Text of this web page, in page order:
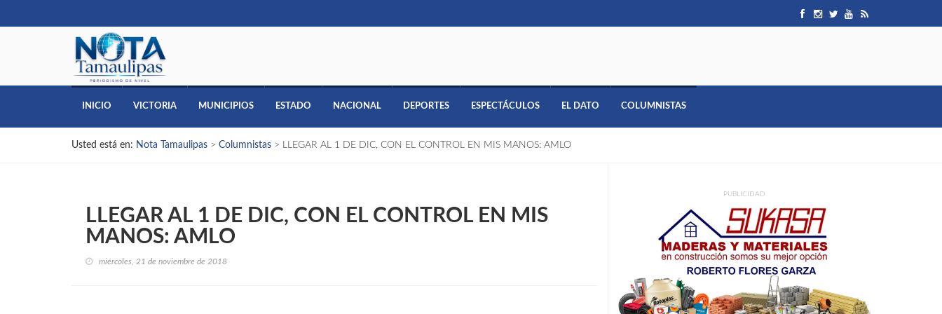
INICIO VICTORIA MUNICIPIOS ESTADO NACIONAL DEPORTES ESPECTÁCULOS EL DATO COLUMNISTAS
Usted está en: Nota Tamaulipas > Columnistas > LLEGAR AL 1 DE DIC, CON EL CONTROL EN MIS MANOS: AMLO
LLEGAR AL 1 DE DIC, CON EL CONTROL EN MIS
MANOS: AMLO
miércoles, 21 de noviembre de 2018
PUBLICIDAD